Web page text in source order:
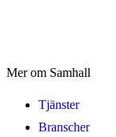
Mer om Samhall
Tjänster
Branscher